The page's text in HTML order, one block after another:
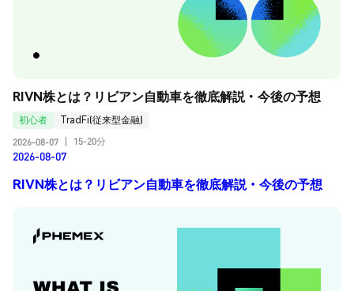
RIVN株とは？リビアン自動車を徹底解説・今後の予想
初心者
TradFi(従来型金融)
2026-08-07
15-20分
2026-08-07
RIVN株とは？リビアン自動車を徹底解説・今後の予想